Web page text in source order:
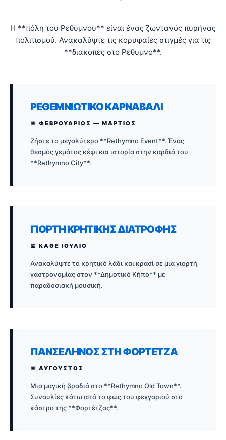
Η **πόλη του Ρεθύμνου** είναι ένας ζωντανός πυρήνας
πολιτισμού. Ανακαλύψτε τις κορυφαίες στιγμές για τις
**διακοπές στο Ρέθυμνο**.
ΡΕΘΕΜΝΙΏΤΙΚΟ ΚΑΡΝΑΒΆΛΙ
📅 ΦΕΒΡΟΥΑΡΙΟΣ — ΜΑΡΤΙΟΣ
Ζήστε το μεγαλύτερο **Rethymno Event**. Ένας
θεσμός γεμάτος κέφι και ιστορία στην καρδιά του
**Rethymno City**.
ΓΙΟΡΤΉ ΚΡΗΤΙΚΉΣ ΔΙΑΤΡΟΦΉΣ
📅 ΚΑΘΕ ΙΟΥΛΙΟ
Ανακαλύψτε το κρητικό λάδι και κρασί σε μια γιορτή
γαστρονομίας στον **Δημοτικό Κήπο** με
παραδοσιακή μουσική.
ΠΑΝΣΈΛΗΝΟΣ ΣΤΗ ΦΟΡΤΈΤΖΑ
📅 ΑΥΓΟΥΣΤΟΣ
Μια μαγική βραδιά στο **Rethymno Old Town**.
Συναυλίες κάτω από το φως του φεγγαριού στο
κάστρο της **Φορτέτζας**.